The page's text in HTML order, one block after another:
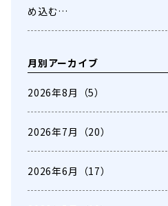
め込む…
月別アーカイブ
2026年8月 （5）
2026年7月 （20）
2026年6月 （17）